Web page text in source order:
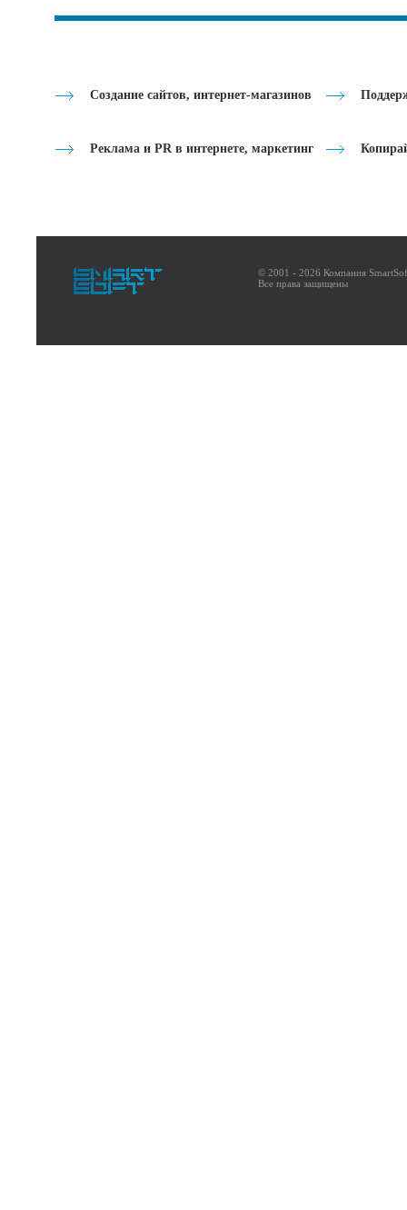
Создание сайтов, интернет-магазинов
Реклама и PR в интернете, маркетинг
© 2001 - 2026 Компания
Все права защищены